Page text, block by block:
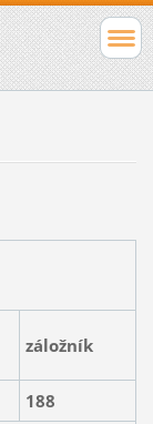
záložník
188